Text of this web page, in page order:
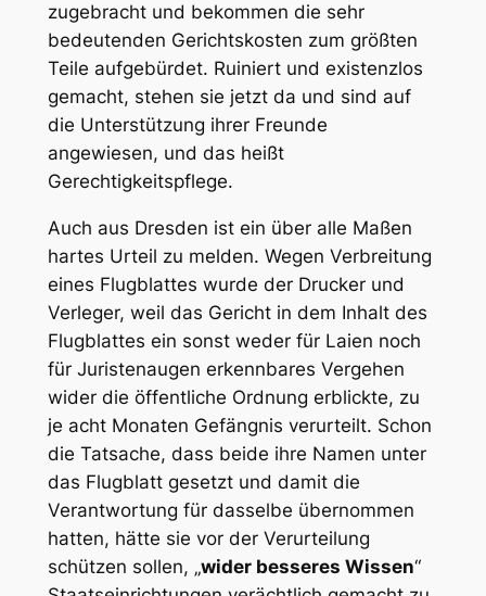
zugebracht und bekommen die sehr
bedeutenden Gerichtskosten zum größten
Teile aufgebürdet. Ruiniert und existenzlos
gemacht, stehen sie jetzt da und sind auf
die Unterstützung ihrer Freunde
angewiesen, und das heißt
Gerechtigkeitspflege.
Auch aus Dresden ist ein über alle Maßen
hartes Urteil zu melden. Wegen Verbreitung
eines Flugblattes wurde der Drucker und
Verleger, weil das Gericht in dem Inhalt des
Flugblattes ein sonst weder für Laien noch
für Juristenaugen erkennbares Vergehen
wider die öffentliche Ordnung erblickte, zu
je acht Monaten Gefängnis verurteilt. Schon
die Tatsache, dass beide ihre Namen unter
das Flugblatt gesetzt und damit die
Verantwortung für dasselbe übernommen
hatten, hätte sie vor der Verurteilung
schützen sollen, „wider besseres Wissen“